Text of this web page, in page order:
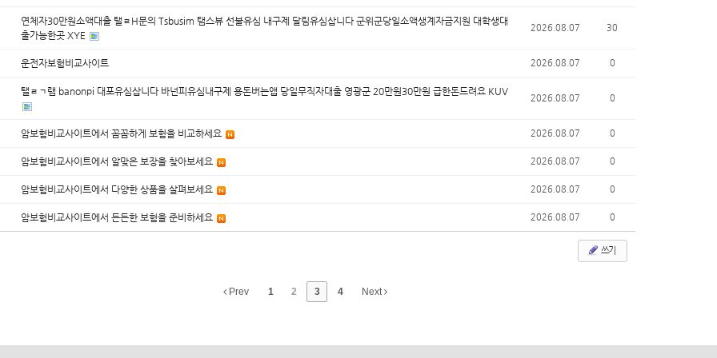
연체자30만원소액대출 탤ㄹH문의 Tsbusim 탬스뷰 선불유심 내구제 달림유심삽니다 군위군당일소액생계자금지원 대학생대
출가능한곳 XYE
2026.08.07 30
운전자보험비교사이트 2026.08.07 0
탤ㄹㄱ램 banonpi 대포유심삽니다 바넌피유심내구제 용돈버는앱 당일무직자대출 영광군 20만원30만원 급한돈드려요 KUV
2026.08.07 0
암보험비교사이트에서 꼼꼼하게 보험을 비교하세요 2026.08.07 0
암보험비교사이트에서 알맞은 보장을 찾아보세요 2026.08.07 0
암보험비교사이트에서 다양한 상품을 살펴보세요 2026.08.07 0
암보험비교사이트에서 든든한 보험을 준비하세요 2026.08.07 0
쓰기
Prev 1 2 3 4 Next